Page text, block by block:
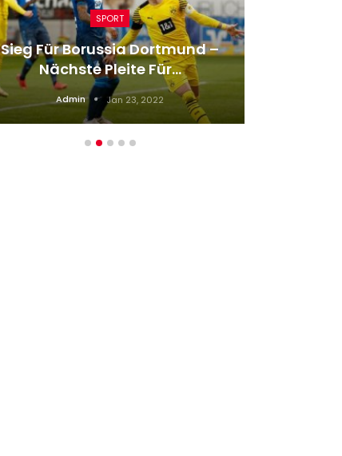
SPORT
Sieg Für Borussia Dortmund –
Nächste Pleite Für…
Admin Jan 23, 2022